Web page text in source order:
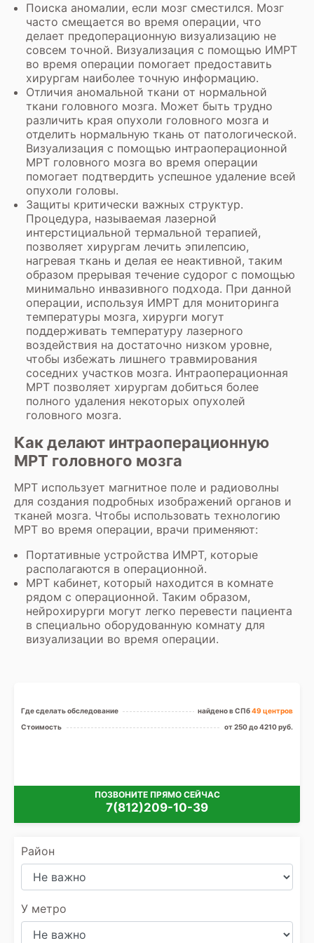
Поиска аномалии, если мозг сместился. Мозг
часто смещается во время операции, что
делает предоперационную визуализацию не
совсем точной. Визуализация с помощью ИМРТ
во время операции помогает предоставить
хирургам наиболее точную информацию.
Отличия аномальной ткани от нормальной
ткани головного мозга. Может быть трудно
различить края опухоли головного мозга и
отделить нормальную ткань от патологической.
Визуализация с помощью интраоперационной
МРТ головного мозга во время операции
помогает подтвердить успешное удаление всей
опухоли головы.
Защиты критически важных структур.
Процедура, называемая лазерной
интерстициальной термальной терапией,
позволяет хирургам лечить эпилепсию,
нагревая ткань и делая ее неактивной, таким
образом прерывая течение судорог с помощью
минимально инвазивного подхода. При данной
операции, используя ИМРТ для мониторинга
температуры мозга, хирурги могут
поддерживать температуру лазерного
воздействия на достаточно низком уровне,
чтобы избежать лишнего травмирования
соседних участков мозга. Интраоперационная
МРТ позволяет хирургам добиться более
полного удаления некоторых опухолей
головного мозга.
Как делают интраоперационную
МРТ головного мозга
МРТ использует магнитное поле и радиоволны
для создания подробных изображений органов и
тканей мозга. Чтобы использовать технологию
МРТ во время операции, врачи применяют:
Портативные устройства ИМРТ, которые
располагаются в операционной.
МРТ кабинет, который находится в комнате
рядом с операционной. Таким образом,
нейрохирурги могут легко перевести пациента
в специально оборудованную комнату для
визуализации во время операции.
Где сделать обследование найдено в СПб49 центров
Стоимость
от 250 до 4210 руб.
ПОЗВОНИТЕ ПРЯМО СЕЙЧАС
7(812)209-10-39
Район
У метро